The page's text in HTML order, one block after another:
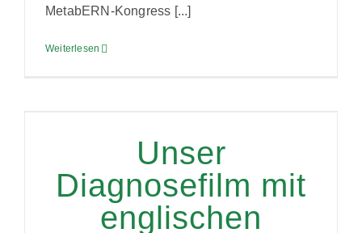
MetabERN-Kongress [...]
Weiterlesen
Unser
Diagnosefilm mit
englischen